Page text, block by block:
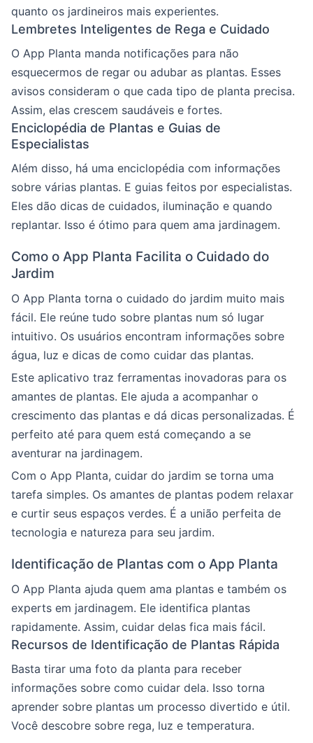
quanto os jardineiros mais experientes.
Lembretes Inteligentes de Rega e Cuidado
O App Planta manda notificações para não
esquecermos de regar ou adubar as plantas. Esses
avisos consideram o que cada tipo de planta precisa.
Assim, elas crescem saudáveis e fortes.
Enciclopédia de Plantas e Guias de
Especialistas
Além disso, há uma enciclopédia com informações
sobre várias plantas. E guias feitos por especialistas.
Eles dão dicas de cuidados, iluminação e quando
replantar. Isso é ótimo para quem ama jardinagem.
Como o App Planta Facilita o Cuidado do
Jardim
O App Planta torna o cuidado do jardim muito mais
fácil. Ele reúne tudo sobre plantas num só lugar
intuitivo. Os usuários encontram informações sobre
água, luz e dicas de como cuidar das plantas.
Este aplicativo traz ferramentas inovadoras para os
amantes de plantas. Ele ajuda a acompanhar o
crescimento das plantas e dá dicas personalizadas. É
perfeito até para quem está começando a se
aventurar na jardinagem.
Com o App Planta, cuidar do jardim se torna uma
tarefa simples. Os amantes de plantas podem relaxar
e curtir seus espaços verdes. É a união perfeita de
tecnologia e natureza para seu jardim.
Identificação de Plantas com o App Planta
O App Planta ajuda quem ama plantas e também os
experts em jardinagem. Ele identifica plantas
rapidamente. Assim, cuidar delas fica mais fácil.
Recursos de Identificação de Plantas Rápida
Basta tirar uma foto da planta para receber
informações sobre como cuidar dela. Isso torna
aprender sobre plantas um processo divertido e útil.
Você descobre sobre rega, luz e temperatura.